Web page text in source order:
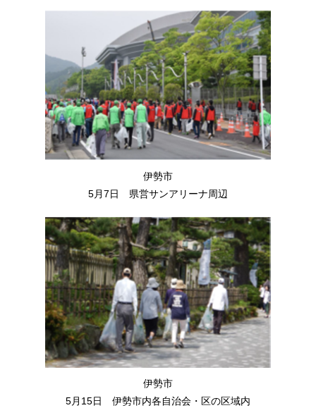
伊勢市
5月7日 県営サンアリーナ周辺
伊勢市
5月15日 伊勢市内各自治会・区の区域内